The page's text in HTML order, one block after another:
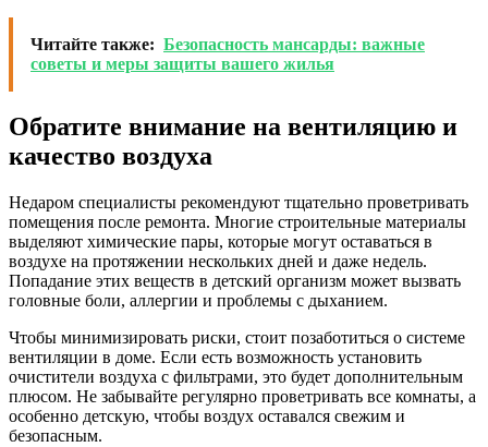
Читайте также: Безопасность мансарды: важные
советы и меры защиты вашего жилья
Обратите внимание на вентиляцию и
качество воздуха
Недаром специалисты рекомендуют тщательно проветривать
помещения после ремонта. Многие строительные материалы
выделяют химические пары, которые могут оставаться в
воздухе на протяжении нескольких дней и даже недель.
Попадание этих веществ в детский организм может вызвать
головные боли, аллергии и проблемы с дыханием.
Чтобы минимизировать риски, стоит позаботиться о системе
вентиляции в доме. Если есть возможность установить
очистители воздуха с фильтрами, это будет дополнительным
плюсом. Не забывайте регулярно проветривать все комнаты, а
особенно детскую, чтобы воздух оставался свежим и
безопасным.